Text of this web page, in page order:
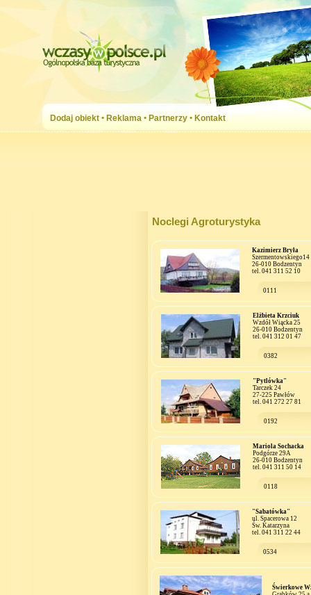
Dodaj obiekt • Reklama • Partnerzy • Kontakt
Noclegi Agroturystyka
Kazimierz Bryła
Szermentowskiego14
26-010 Bodzentyn
tel. 041 311 52 10
0111
Elżbieta Krzciuk
Wzdół Wiącka 25
26-010 Bodzentyn
tel. 041 312 01 47
0382
"Pytlówka"
Tarczek 24
27-225 Pawłów
tel. 041 272 27 81
0192
Mariola Sochacka
Podgórze 29A
26-010 Bodzentyn
tel. 041 311 50 14
0118
"Sabatówka"
ul. Spacerowa 12
Św. Katarzyna
tel. 041 311 22 44
0534
Świerkowe